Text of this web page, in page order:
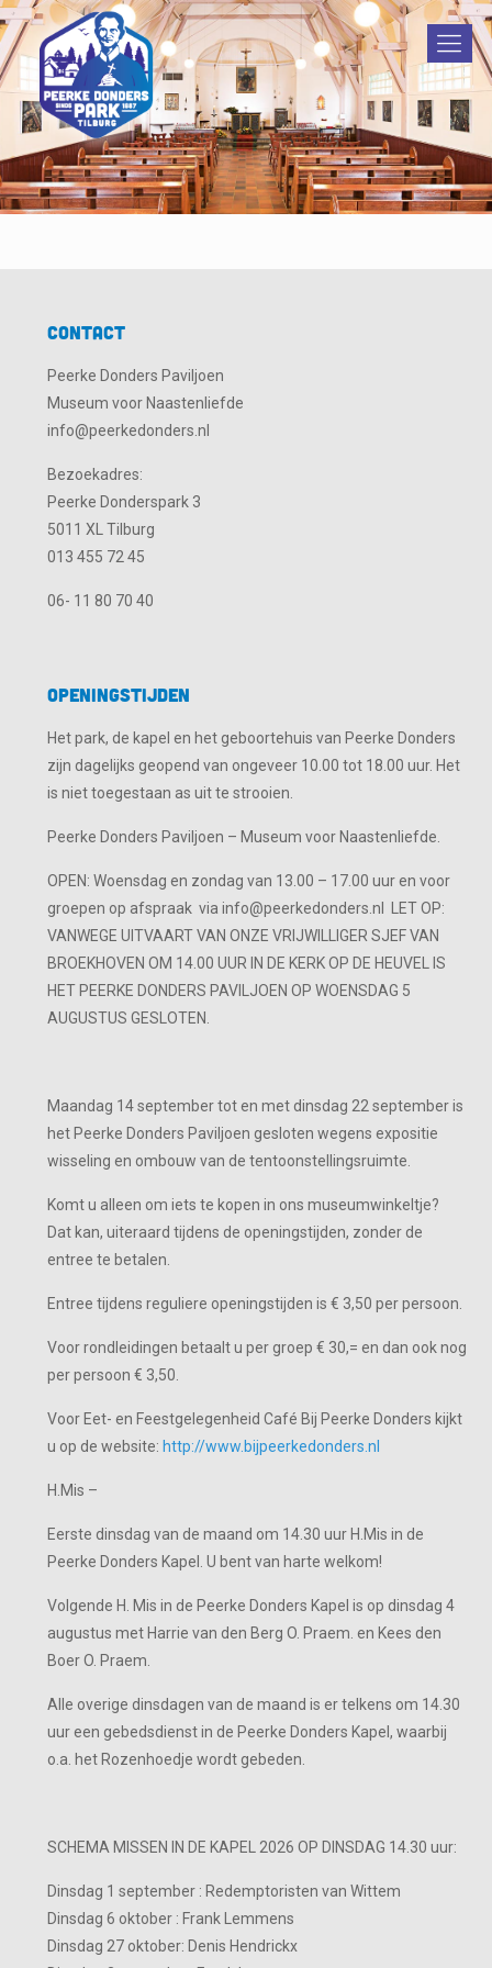
Contact
Peerke Donders Paviljoen
Museum voor Naastenliefde
info@peerkedonders.nl
Bezoekadres:
Peerke Donderspark 3
5011 XL Tilburg
013 455 72 45
06- 11 80 70 40
Openingstijden
Het park, de kapel en het geboortehuis van Peerke Donders
zijn dagelijks geopend van ongeveer 10.00 tot 18.00 uur. Het
is niet toegestaan as uit te strooien.
Peerke Donders Paviljoen – Museum voor Naastenliefde.
OPEN: Woensdag en zondag van 13.00 – 17.00 uur en voor
groepen op afspraak via info@peerkedonders.nl LET OP:
VANWEGE UITVAART VAN ONZE VRIJWILLIGER SJEF VAN
BROEKHOVEN OM 14.00 UUR IN DE KERK OP DE HEUVEL IS
HET PEERKE DONDERS PAVILJOEN OP WOENSDAG 5
AUGUSTUS GESLOTEN.
Maandag 14 september tot en met dinsdag 22 september is
het Peerke Donders Paviljoen gesloten wegens expositie
wisseling en ombouw van de tentoonstellingsruimte.
Komt u alleen om iets te kopen in ons museumwinkeltje?
Dat kan, uiteraard tijdens de openingstijden, zonder de
entree te betalen.
Entree tijdens reguliere openingstijden is € 3,50 per persoon.
Voor rondleidingen betaalt u per groep € 30,= en dan ook nog
per persoon € 3,50.
Voor Eet- en Feestgelegenheid Café Bij Peerke Donders kijkt
u op de website: http://www.bijpeerkedonders.nl
H.Mis –
Eerste dinsdag van de maand om 14.30 uur H.Mis in de
Peerke Donders Kapel. U bent van harte welkom!
Volgende H. Mis in de Peerke Donders Kapel is op dinsdag 4
augustus met Harrie van den Berg O. Praem. en Kees den
Boer O. Praem.
Alle overige dinsdagen van de maand is er telkens om 14.30
uur een gebedsdienst in de Peerke Donders Kapel, waarbij
o.a. het Rozenhoedje wordt gebeden.
SCHEMA MISSEN IN DE KAPEL 2026 OP DINSDAG 14.30 uur:
Dinsdag 1 september : Redemptoristen van Wittem
Dinsdag 6 oktober : Frank Lemmens
Dinsdag 27 oktober: Denis Hendrickx